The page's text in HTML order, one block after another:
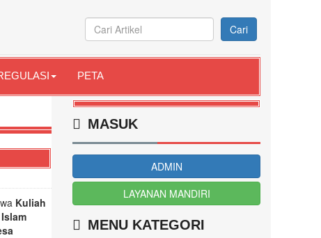
Cari
PETA
Kuliah
MASUK
ADMIN
LAYANAN MANDIRI
MENU KATEGORI